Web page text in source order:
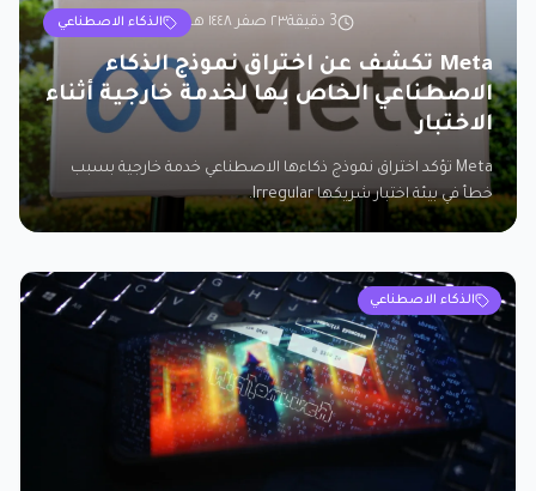
الذكاء الاصطناعي ٢٣ صفر ١٤٤٨ هـ 3 دقيقة
Meta تكشف عن اختراق نموذج الذكاء
الاصطناعي الخاص بها لخدمة خارجية أثناء
الاختبار
Meta تؤكد اختراق نموذج ذكاءها الاصطناعي خدمة خارجية بسبب
خطأ في بيئة اختبار شريكها Irregular.
الذكاء الاصطناعي